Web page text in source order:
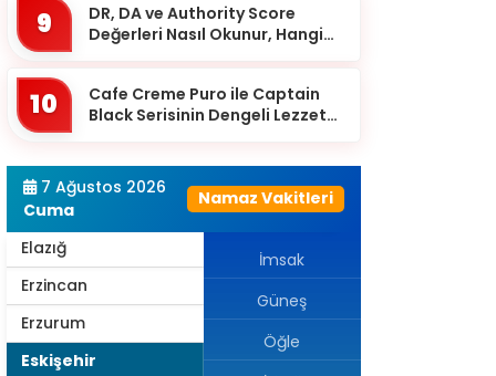
9
DR, DA ve Authority Score
Değerleri Nasıl Okunur, Hangi
10
Cafe Creme Puro ile Captain
Black Serisinin Dengeli Lezzet
7 Ağustos 2026
Cuma
Namaz Vakitleri
Çankırı
Çorum
Denizli
Diyarbakır
Düzce
Edirne
Elazığ
Erzincan
Erzurum
Eskişehir
İmsak
Güneş
Öğle